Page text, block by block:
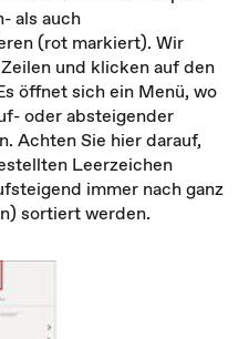
als auch
(rot markiert). Wir
und klicken auf den
öffnet sich ein Menü, wo
oder absteigender
Achten Sie hier darauf,
Leerzeichen
immer nach ganz
sortiert werden.